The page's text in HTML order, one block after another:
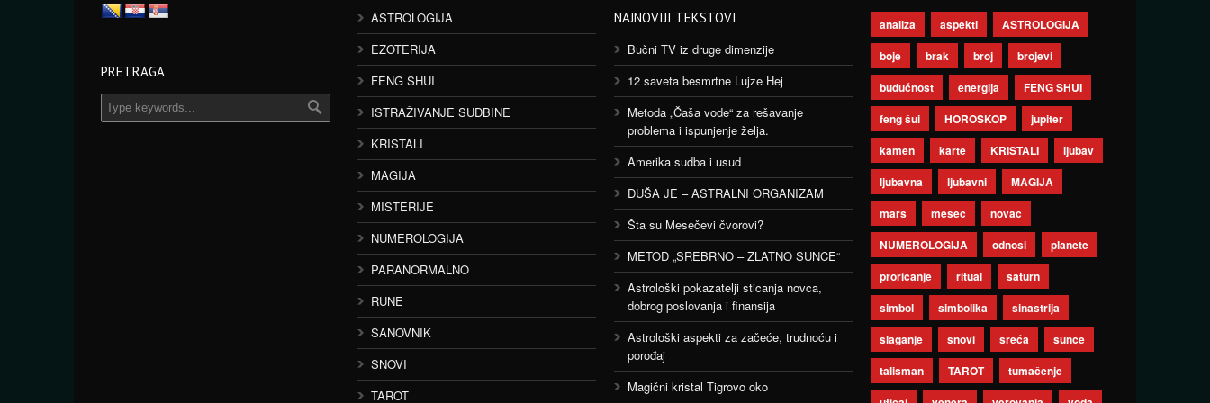
PRETRAGA
ASTROLOGIJA
EZOTERIJA
FENG SHUI
ISTRAŽIVANJE SUDBINE
KRISTALI
MAGIJA
MISTERIJE
NUMEROLOGIJA
PARANORMALNO
RUNE
SANOVNIK
SNOVI
TAROT
NAJNOVIJI TEKSTOVI
Bučni TV iz druge dimenzije
12 saveta besmrtne Lujze Hej
Metoda „Čaša vode“ za rešavanje
problema i ispunjenje želja.
Amerika sudba i usud
DUŠA JE – ASTRALNI ORGANIZAM
Šta su Mesečevi čvorovi?
METOD „SREBRNO – ZLATNO SUNCE“
Astrološki pokazatelji sticanja novca,
dobrog poslovanja i finansija
Astrološki aspekti za začeće, trudnoću i
porođaj
Magični kristal Tigrovo oko
analiza aspekti
ASTROLOGIJA
boje
brak broj
brojevi
budućnost
energija
FENG SHUI
feng šui
HOROSKOP
jupiter
kamen
karte KRISTALI
ljubav
ljubavna
ljubavni
MAGIJA
mars
mesec
novac
NUMEROLOGIJA
odnosi
planete
proricanje
ritual
saturn
simbol
simbolika
sinastrija
slaganje
snovi sreća
sunce
talisman
TAROT
tumačenje